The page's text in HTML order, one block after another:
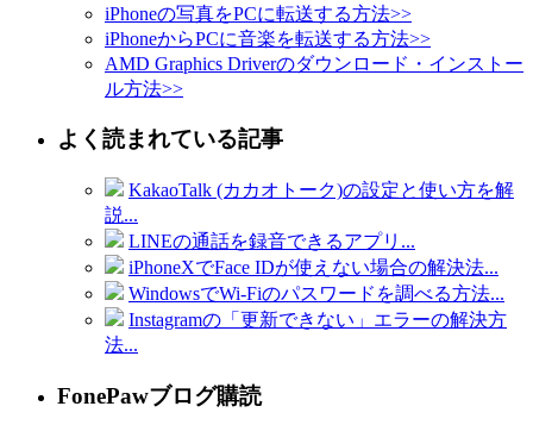
iPhoneの写真をPCに転送する方法>>
iPhoneからPCに音楽を転送する方法>>
AMD Graphics Driverのダウンロード・インストー
ル方法>>
よく読まれている記事
KakaoTalk (カカオトーク)の設定と使い方を解
説...
LINEの通話を録音できるアプリ...
iPhoneXでFace IDが使えない場合の解決法...
WindowsでWi-Fiのパスワードを調べる方法...
Instagramの「更新できない」エラーの解決方
法...
FonePawブログ購読